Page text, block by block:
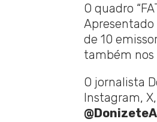
O quadro
Apresentado
de 10
também nos
O jornalista
Instagram,